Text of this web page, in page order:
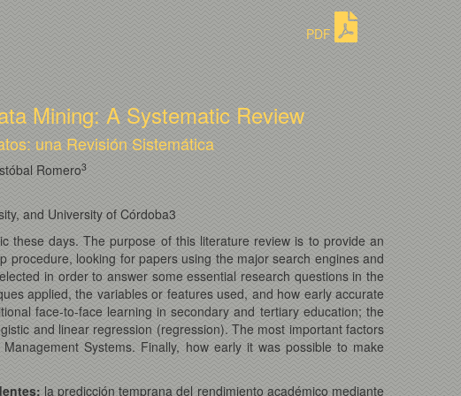
PDF
Mining: A Systematic Review
una Revisión Sistemática
Romero3
and University of Córdoba3
these days. The purpose of this literature review is to provide an
procedure, looking for papers using the major search engines and
in order to answer some essential research questions in the
applied, the variables or features used, and how early accurate
face-to-face learning in secondary and tertiary education; the
and linear regression (regression). The most important factors
Systems. Finally, how early it was possible to make
la predicción temprana del rendimiento académico mediante